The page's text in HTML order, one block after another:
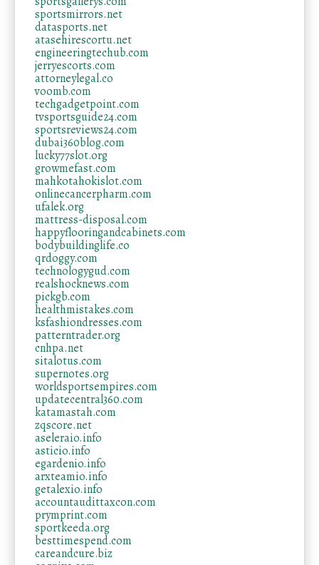
sportsmirrors.net
datasports.net
atasehirescortu.net
engineeringtechub.com
jerryescorts.com
attorneylegal.co
voomb.com
techgadgetpoint.com
tvsportsguide24.com
sportsreviews24.com
dubai360blog.com
lucky77slot.org
growmefast.com
mahkotahokislot.com
onlinecancerpharm.com
ufalek.org
mattress-disposal.com
happyflooringandcabinets.com
bodybuildinglife.co
qrdoggy.com
technologygud.com
realshocknews.com
pickgb.com
healthmistakes.com
ksfashiondresses.com
patterntrader.org
cnhpa.net
sitalotus.com
supernotes.org
worldsportsempires.com
updatecentral360.com
katamastah.com
zqscore.net
aseleraio.info
asticio.info
egardenio.info
arxteamio.info
getalexio.info
accountaudittaxcon.com
prymprint.com
sportkeeda.org
besttimespend.com
careandcure.biz